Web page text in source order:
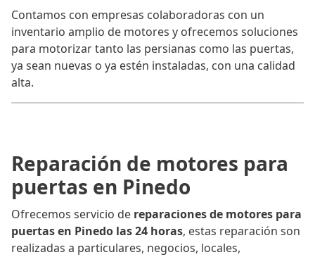
Contamos con empresas colaboradoras con un
inventario amplio de motores y ofrecemos soluciones
para motorizar tanto las persianas como las puertas,
ya sean nuevas o ya estén instaladas, con una calidad
alta.
Reparación de motores para
puertas en Pinedo
Ofrecemos servicio de reparaciones de motores para
puertas en Pinedo las 24 horas, estas reparación son
realizadas a particulares, negocios, locales,